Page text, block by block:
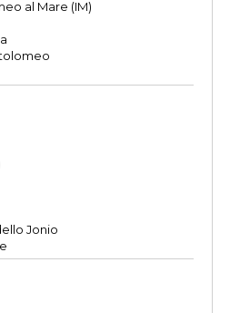
al Mare (IM)
Jonio